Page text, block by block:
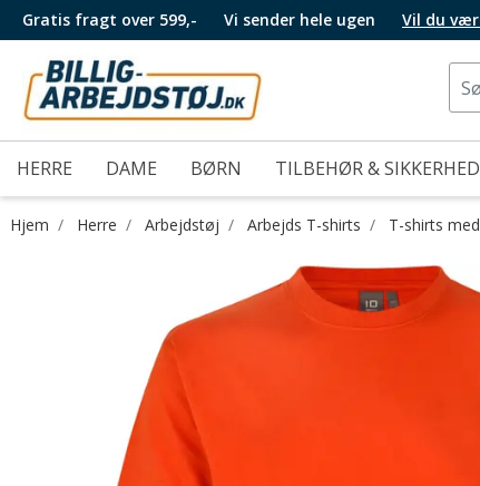
Gratis fragt over 599,- Vi sender hele ugen Vil du
HERRE DAME BØRN TILBEHØR & SIKKERHED
Hjem Herre Arbejdstøj Arbejds T-shirts T-shirts